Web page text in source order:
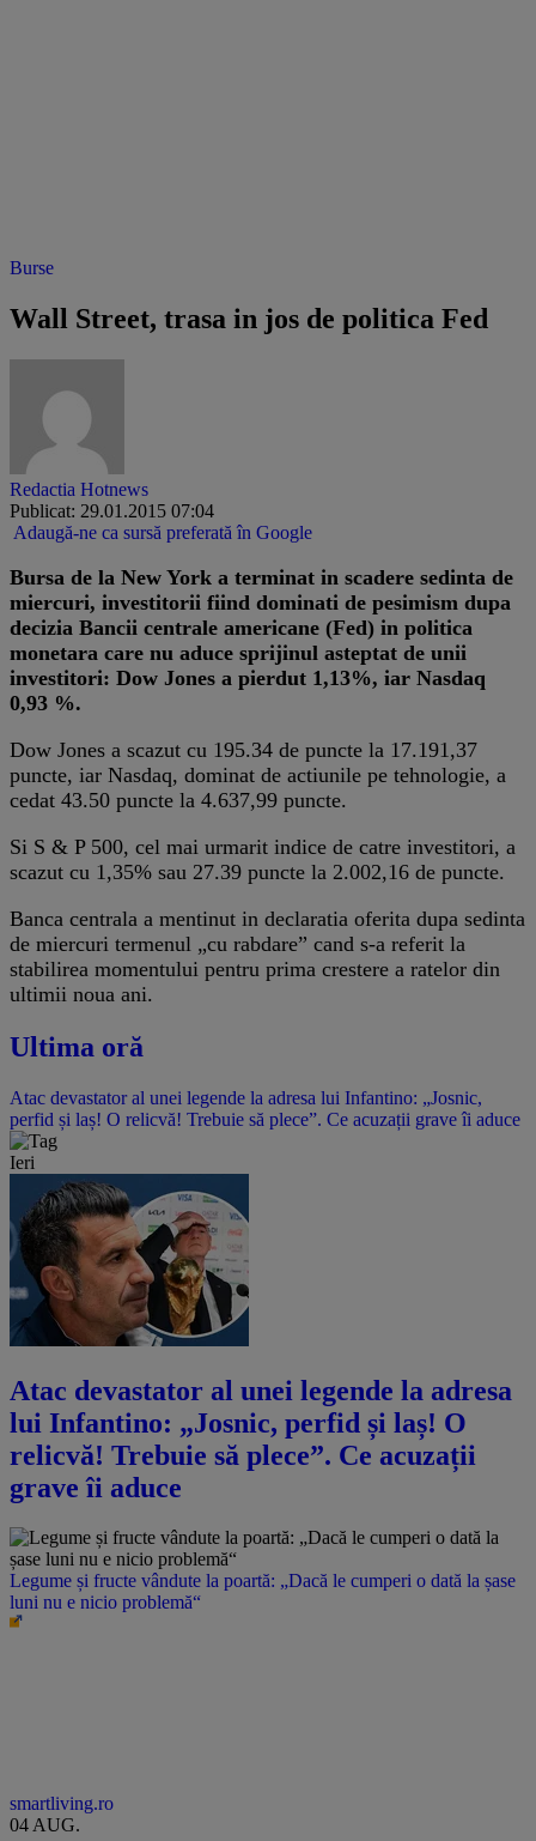
Burse
Wall Street, trasa in jos de politica Fed
Redactia Hotnews
Publicat: 29.01.2015 07:04
Adaugă-ne ca sursă preferată în Google
Bursa de la New York a terminat in scadere sedinta de
miercuri, investitorii fiind dominati de pesimism dupa
decizia Bancii centrale americane (Fed) in politica
monetara care nu aduce sprijinul asteptat de unii
investitori: Dow Jones a pierdut 1,13%, iar Nasdaq
0,93 %.
Dow Jones a scazut cu 195.34 de puncte la 17.191,37
puncte, iar Nasdaq, dominat de actiunile pe tehnologie, a
cedat 43.50 puncte la 4.637,99 puncte.
Si S & P 500, cel mai urmarit indice de catre investitori, a
scazut cu 1,35% sau 27.39 puncte la 2.002,16 de puncte.
Banca centrala a mentinut in declaratia oferita dupa sedinta
de miercuri termenul „cu rabdare” cand s-a referit la
stabilirea momentului pentru prima crestere a ratelor din
ultimii noua ani.
Ultima oră
Atac devastator al unei legende la adresa lui Infantino: „Josnic,
perfid și laș! O relicvă! Trebuie să plece”. Ce acuzații grave îi aduce
Ieri
Atac devastator al unei legende la adresa
lui Infantino: „Josnic, perfid și laș! O
relicvă! Trebuie să plece”. Ce acuzații
grave îi aduce
Legume și fructe vândute la poartă: „Dacă le cumperi o dată la șase
luni nu e nicio problemă“
smartliving.ro
04 AUG.